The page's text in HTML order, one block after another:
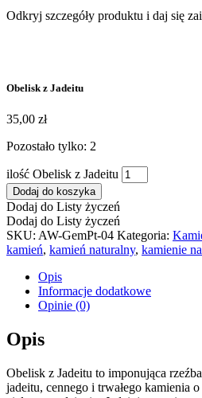
Odkryj szczegóły produktu i daj się
Obelisk z Jadeitu
35,00 zł
Pozostało tylko: 2
ilość Obelisk z Jadeitu
Dodaj do koszyka
Dodaj do Listy życzeń
Dodaj do Listy życzeń
SKU: AW-GemPt-04 Kategoria:
kamień, kamień naturalny, kamienie
Opis
Informacje dodatkowe
Opinie (0)
Opis
Obelisk z Jadeitu to imponująca
jadeitu, cennego i trwałego kamienia